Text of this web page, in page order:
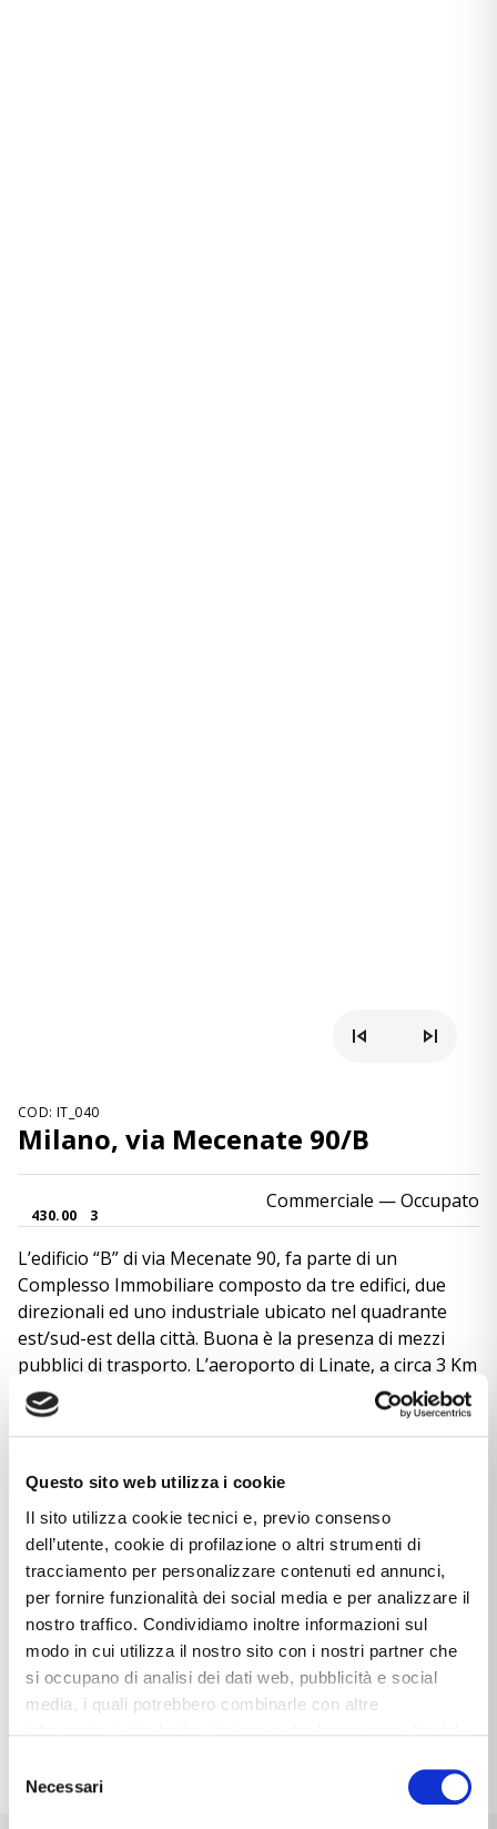
Questo sito web utilizza i cookie
Il sito utilizza cookie tecnici e, previo consenso
dell’utente, cookie di profilazione o altri strumenti di
tracciamento per personalizzare contenuti ed annunci,
per fornire funzionalità dei social media e per analizzare il
nostro traffico. Condividiamo inoltre informazioni sul
modo in cui utilizza il nostro sito con i nostri partner che
si occupano di analisi dei dati web, pubblicità e social
media, i quali potrebbero combinarle con altre
tutti (solo necessari)
”, la navigazione prosegue con le
impostazioni di default e dunque in assenza di cookie o
delNecessari
COD: IT_040
Milano, via Mecenate 90/B
430.00 3
Commerciale — Occupato
L’edificio “B” di via Mecenate 90, fa parte di un
Complesso Immobiliare composto da tre edifici, due
direzionali ed uno industriale ubicato nel quadrante
est/sud-est della città. Buona è la presenza di mezzi
pubblici di trasporto. L’aeroporto di Linate, a circa 3 Km
dall’immobile, è facilmente raggiungibile sia con
l’automobile che con i mezzi di trasporto di superficie.
Edificato nel 1983 offre la possibilità di ospitare uffici di
rappresentanza. Al piano terra è presente una
portineria presidiata durante la giornata. L’edificio è
servito da 3 ascensori e 1 montacarichi con portata
3.000 Kg. che raggiungono tutti i piani.La superficie
dell’immobile proposto è di 430,00 metri quadrati e 3
bagni. Ideali per uffici stile open space, è dotato di
impianto di condizionamento e riscaldamento
centralizzato. Durante la notte è attivo un servizio di
vigilanza notturna.